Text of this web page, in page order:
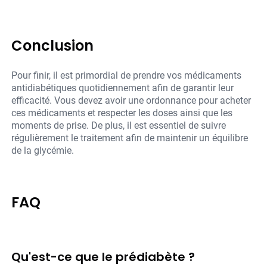
Conclusion
Pour finir, il est primordial de prendre vos médicaments
antidiabétiques quotidiennement afin de garantir leur
efficacité. Vous devez avoir une ordonnance pour acheter
ces médicaments et respecter les doses ainsi que les
moments de prise. De plus, il est essentiel de suivre
régulièrement le traitement afin de maintenir un équilibre
de la glycémie.
FAQ
Qu'est-ce que le prédiabète ?